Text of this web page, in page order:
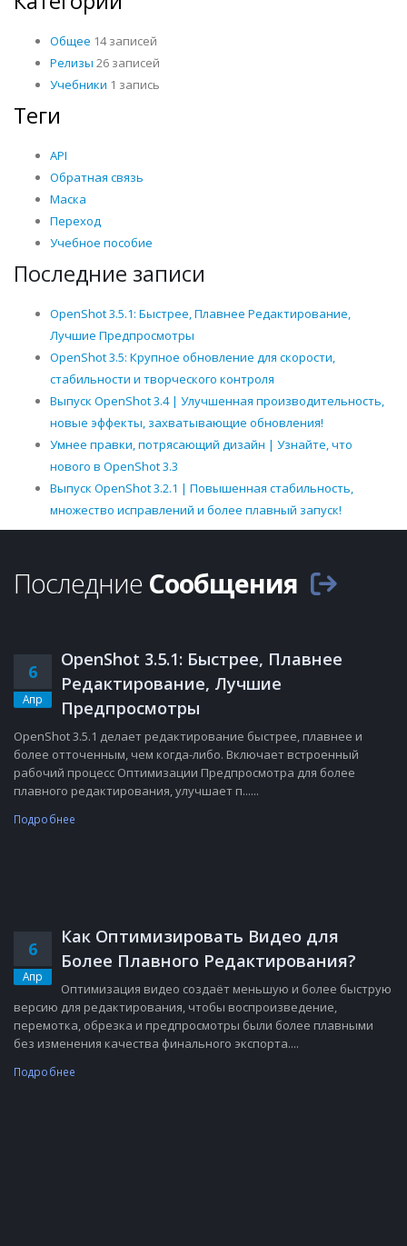
Общее 14 записей
Релизы 26 записей
Учебники 1 запись
Теги
API
Обратная связь
Маска
Переход
Учебное пособие
Последние записи
OpenShot 3.5.1: Быстрее, Плавнее Редактирование,
Лучшие Предпросмотры
OpenShot 3.5: Крупное обновление для скорости,
стабильности и творческого контроля
Выпуск OpenShot 3.4 | Улучшенная производительность,
новые эффекты, захватывающие обновления!
Умнее правки, потрясающий дизайн | Узнайте, что
нового в OpenShot 3.3
Выпуск OpenShot 3.2.1 | Повышенная стабильность,
множество исправлений и более плавный запуск!
Последние Сообщения
6
Апр
OpenShot 3.5.1: Быстрее, Плавнее
Редактирование, Лучшие
Предпросмотры
OpenShot 3.5.1 делает редактирование быстрее, плавнее и
более отточенным, чем когда-либо. Включает встроенный
рабочий процесс Оптимизации Предпросмотра для более
плавного редактирования, улучшает п......
Подробнее
6
Апр
Как Оптимизировать Видео для
Более Плавного Редактирования?
Оптимизация видео создаёт меньшую и более быструю
версию для редактирования, чтобы воспроизведение,
перемотка, обрезка и предпросмотры были более плавными
без изменения качества финального экспорта....
Подробнее